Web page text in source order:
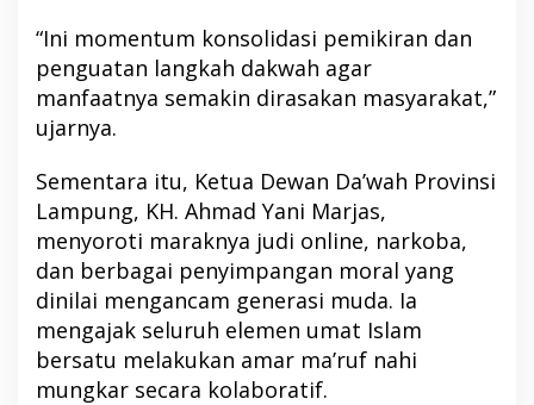
“Ini momentum konsolidasi pemikiran dan
penguatan langkah dakwah agar
manfaatnya semakin dirasakan masyarakat,”
ujarnya.
Sementara itu, Ketua Dewan Da’wah Provinsi
Lampung, KH. Ahmad Yani Marjas,
menyoroti maraknya judi online, narkoba,
dan berbagai penyimpangan moral yang
dinilai mengancam generasi muda. Ia
mengajak seluruh elemen umat Islam
bersatu melakukan amar ma’ruf nahi
mungkar secara kolaboratif.